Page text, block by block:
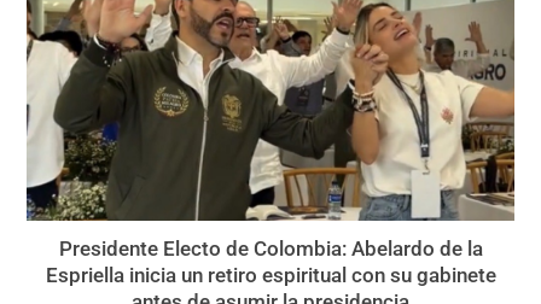
Presidente Electo de Colombia: Abelardo de la
Espriella inicia un retiro espiritual con su gabinete